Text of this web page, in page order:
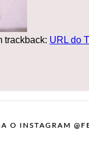
trackback: URL do